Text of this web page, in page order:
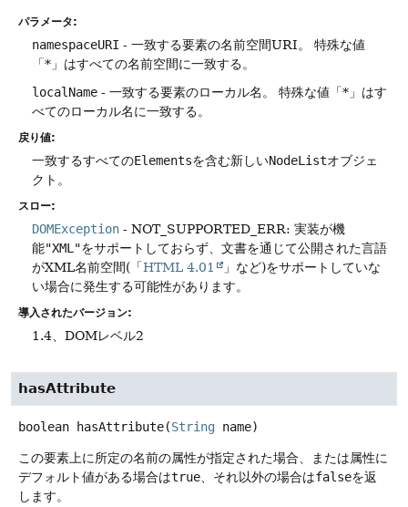
パラメータ:
namespaceURI - 一致する要素の名前空間URI。
特殊な値
「*」はすべての名前空間に一致する。
localName - 一致する要素のローカル名。
特殊な値「*」はす
べてのローカル名に一致する。
戻り値:
一致するすべてのElementsを含む新しいNodeListオブジェ
クト。
スロー:
DOMException - NOT_SUPPORTED_ERR: 実装が機
能"XML"をサポートしておらず、文書を通じて公開された言語
がXML名前空間(「HTML 4.01
」など)をサポートしていな
い場合に発生する可能性があります。
導入されたバージョン:
1.4、DOMレベル2
hasAttribute
boolean hasAttribute(String name)
この要素上に所定の名前の属性が指定された場合、または属性に
デフォルト値がある場合はtrue 、それ以外の場合はfalseを返
します。